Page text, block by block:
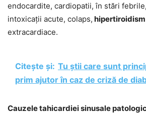
endocardite, cardiopatii, în stări
intoxicații acute, colaps, hipertiroidism
extracardiace.
Citește și: Tu știi care sunt
prim ajutor în caz de criză de
Cauzele tahicardiei sinusale